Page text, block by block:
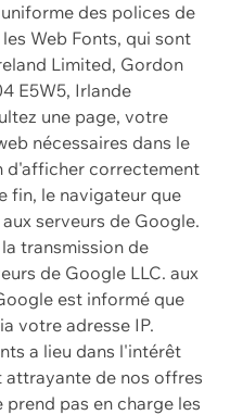
des polices de
Web Fonts, qui sont
Limited, Gordon
E5W5, Irlande
une page, votre
nécessaires dans le
d'afficher correctement
fin, le navigateur que
serveurs de Google.
transmission de
de Google LLC. aux
est informé que
votre adresse IP.
a lieu dans l'intérêt
de nos offres
pas en charge les